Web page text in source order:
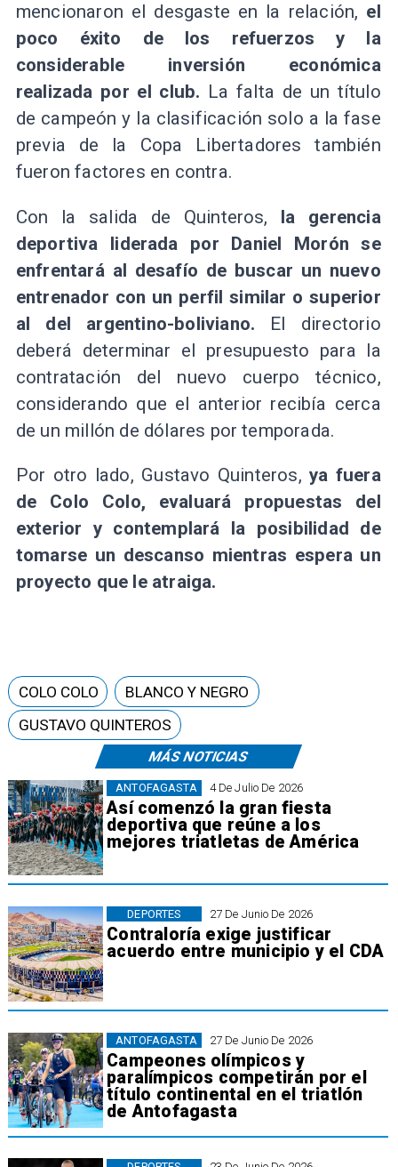
mencionaron el desgaste en la relación, el
poco éxito de los refuerzos y la
considerable inversión económica
realizada por el club. La falta de un título
de campeón y la clasificación solo a la fase
previa de la Copa Libertadores también
fueron factores en contra.
Con la salida de Quinteros, la gerencia
deportiva liderada por Daniel Morón se
enfrentará al desafío de buscar un nuevo
entrenador con un perfil similar o superior
al del argentino-boliviano. El directorio
deberá determinar el presupuesto para la
contratación del nuevo cuerpo técnico,
considerando que el anterior recibía cerca
de un millón de dólares por temporada.
Por otro lado, Gustavo Quinteros,ya fuera
de Colo Colo, evaluará propuestas del
exterior y contemplará la posibilidad de
tomarse un descanso mientras espera un
proyecto que le atraiga.
MÁS NOTICIAS
4 De Julio De 2026
Así comenzó la gran fiesta
deportiva que reúne a los
mejores triatletas de América
ANTOFAGASTA
27 De Junio De 2026
Contraloría exige justificar
acuerdo entre municipio y el CDA
DEPORTES
27 De Junio De 2026
Campeones olímpicos y
paralímpicos competirán por el
título continental en el triatlón
de Antofagasta
ANTOFAGASTA
COLO COLO
BLANCO Y NEGRO
GUSTAVO QUINTEROS